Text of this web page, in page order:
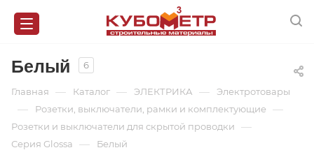
Белый 6
Главная — Каталог — ЭЛЕКТРИКА — Электротовары
— Розетки, выключатели, рамки и комплектующие —
Розетки и выключатели для скрытой проводки —
Серия Glossa — Белый